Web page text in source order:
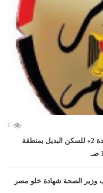
0
رئيس الوزراء يتفقد مشروع «روضة السيدة 2» للسكن البديل بمنطقة